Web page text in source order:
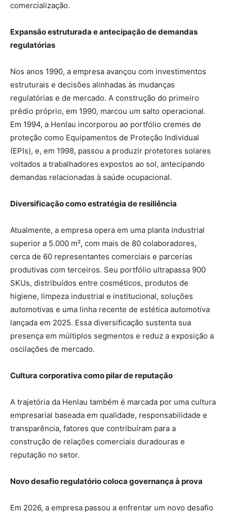
comercialização.
Expansão estruturada e antecipação de demandas
regulatórias
Nos anos 1990, a empresa avançou com investimentos
estruturais e decisões alinhadas às mudanças
regulatórias e de mercado. A construção do primeiro
prédio próprio, em 1990, marcou um salto operacional.
Em 1994, a Henlau incorporou ao portfólio cremes de
proteção como Equipamentos de Proteção Individual
(EPIs), e, em 1998, passou a produzir protetores solares
voltados a trabalhadores expostos ao sol, antecipando
demandas relacionadas à saúde ocupacional.
Diversificação como estratégia de resiliência
Atualmente, a empresa opera em uma planta industrial
superior a 5.000 m², com mais de 80 colaboradores,
cerca de 60 representantes comerciais e parcerias
produtivas com terceiros. Seu portfólio ultrapassa 900
SKUs, distribuídos entre cosméticos, produtos de
higiene, limpeza industrial e institucional, soluções
automotivas e uma linha recente de estética automotiva
lançada em 2025. Essa diversificação sustenta sua
presença em múltiplos segmentos e reduz a exposição a
oscilações de mercado.
Cultura corporativa como pilar de reputação
A trajetória da Henlau também é marcada por uma cultura
empresarial baseada em qualidade, responsabilidade e
transparência, fatores que contribuíram para a
construção de relações comerciais duradouras e
reputação no setor.
Novo desafio regulatório coloca governança à prova
Em 2026, a empresa passou a enfrentar um novo desafio